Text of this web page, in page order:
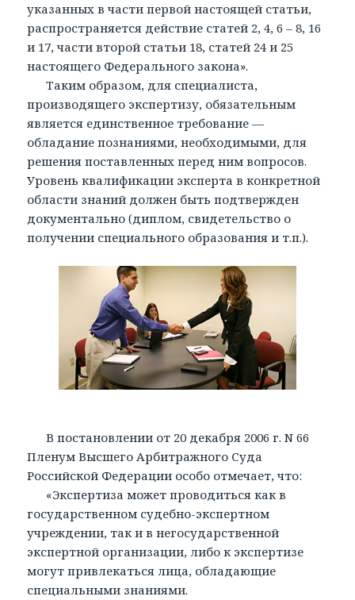
указанных в части первой настоящей статьи,
распространяется действие статей 2, 4, 6 – 8, 16
и 17, части второй статьи 18, статей 24 и 25
настоящего Федерального закона».
Таким образом, для специалиста,
производящего экспертизу, обязательным
является единственное требование —
обладание познаниями, необходимыми, для
решения поставленных перед ним вопросов.
Уровень квалификации эксперта в конкретной
области знаний должен быть подтвержден
документально (диплом, свидетельство о
получении специального образования и т.п.).
В постановлении от 20 декабря 2006 г. N 66
Пленум Высшего Арбитражного Суда
Российской Федерации особо отмечает, что:
«Экспертиза может проводиться как в
государственном судебно-экспертном
учреждении, так и в негосударственной
экспертной организации, либо к экспертизе
могут привлекаться лица, обладающие
специальными знаниями.